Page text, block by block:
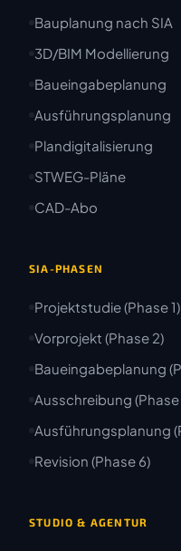
Bauplanung nach SIA
3D/BIM Modellierung
Baueingabeplanung
Ausführungsplanung
Plandigitalisierung
STWEG-Pläne
CAD-Abo
SIA-PHASEN
Projektstudie (Phase 1)
Vorprojekt (Phase 2)
Baueingabeplanung
Ausschreibung (Phase
Ausführungsplanung
Revision (Phase 6)
STUDIO & AGENTUR